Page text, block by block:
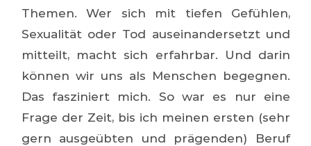
Themen. Wer sich mit tiefen Gefühlen,
Sexualität oder Tod auseinandersetzt und
mitteilt, macht sich erfahrbar. Und darin
können wir uns als Menschen begegnen.
Das fasziniert mich. So war es nur eine
Frage der Zeit, bis ich meinen ersten (sehr
gern ausgeübten und prägenden) Beruf